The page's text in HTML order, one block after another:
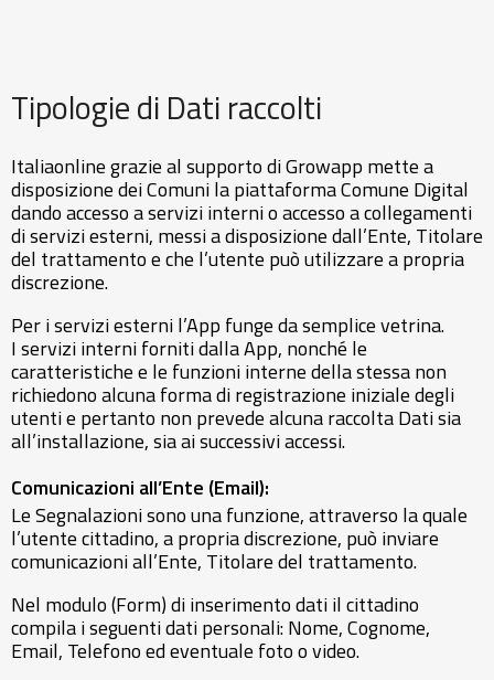
Tipologie di Dati raccolti
Italiaonline grazie al supporto di Growapp mette a
disposizione dei Comuni la piattaforma Comune Digital
dando accesso a servizi interni o accesso a collegamenti
di servizi esterni, messi a disposizione dall’Ente, Titolare
del trattamento e che l’utente può utilizzare a propria
discrezione.
Per i servizi esterni l’App funge da semplice vetrina.
I servizi interni forniti dalla App, nonché le
caratteristiche e le funzioni interne della stessa non
richiedono alcuna forma di registrazione iniziale degli
utenti e pertanto non prevede alcuna raccolta Dati sia
all’installazione, sia ai successivi accessi.
Comunicazioni all’Ente (Email):
Le Segnalazioni sono una funzione, attraverso la quale
l’utente cittadino, a propria discrezione, può inviare
comunicazioni all’Ente, Titolare del trattamento.
Nel modulo (Form) di inserimento dati il cittadino
compila i seguenti dati personali: Nome, Cognome,
Email, Telefono ed eventuale foto o video.